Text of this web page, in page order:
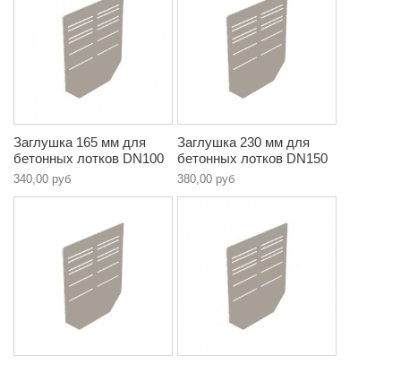
Заглушка 165 мм для
бетонных лотков DN100
340,00 руб
Заглушка 230 мм для
бетонных лотков DN150
380,00 руб